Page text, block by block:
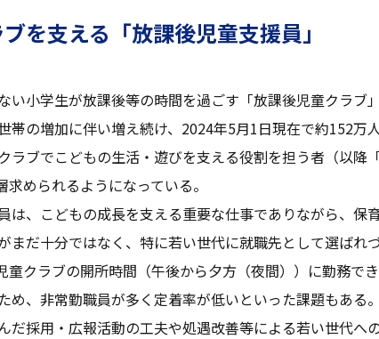
を支える「放課後児童支援員」
い小学生が放課後等の時間を過ごす「放課後児童クラブ
帯の増加に伴い増え続け、2024年5月1日現在で約152万人
ラブでこどもの生活・遊びを支える役割を担う者（以降
められるようになっている。
は、こどもの成長を支える重要な仕事でありながら、保
まだ十分ではなく、特に若い世代に就職先として選ばれ
童クラブの開所時間（午後から夕方（夜間））に勤務で
め、非常勤職員が多く定着率が低いといった課題もある
だ採用・広報活動の工夫や処遇改善等による若い世代へ